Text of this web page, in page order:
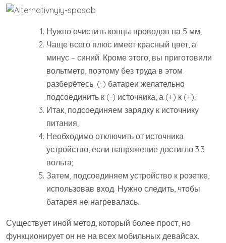
Нужно очистить концы проводов на 5 мм;
Чаще всего плюс имеет красный цвет, а
минус – синий. Кроме этого, вы приготовили
вольтметр, поэтому без труда в этом
разберётесь. (-) батареи желательно
подсоединить к (-) источника, а (+) к (+);
Итак, подсоединяем зарядку к источнику
питания;
Необходимо отключить от источника
устройство, если напряжение достигло 3.3
вольта;
Затем, подсоединяем устройство к розетке,
использовав вход. Нужно следить, чтобы
батарея не нагревалась.
Существует иной метод, который более прост, но
функционирует он не на всех мобильных девайсах.